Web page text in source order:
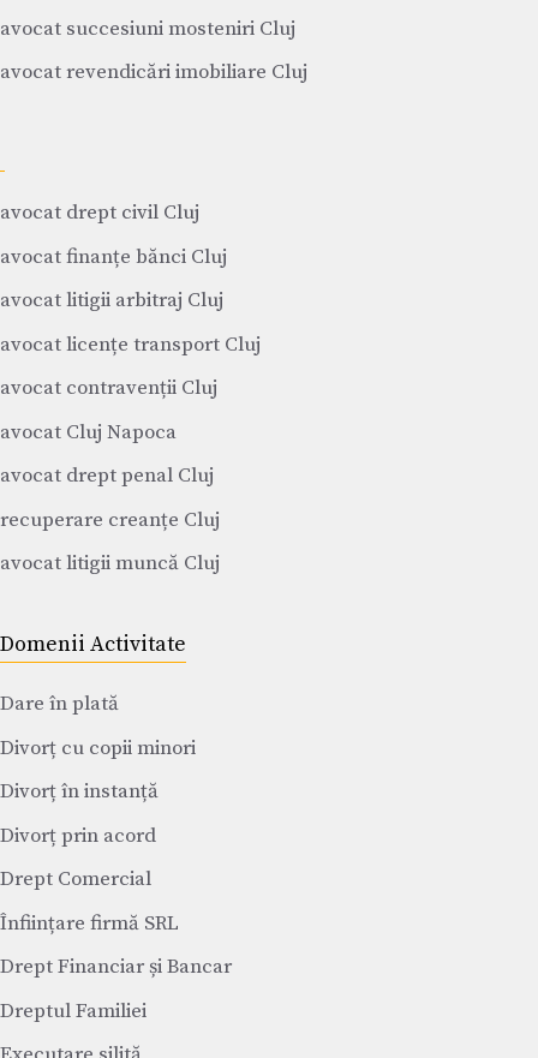
avocat succesiuni mosteniri Cluj
avocat revendicări imobiliare Cluj
avocat drept civil Cluj
avocat finanțe bănci Cluj
avocat litigii arbitraj Cluj
avocat licențe transport Cluj
avocat contravenții Cluj
avocat Cluj Napoca
avocat drept penal Cluj
recuperare creanțe Cluj
avocat litigii muncă Cluj
Domenii Activitate
Dare în plată
Divorț cu copii minori
Divorț în instanță
Divorț prin acord
Drept Comercial
Înființare firmă SRL
Drept Financiar și Bancar
Dreptul Familiei